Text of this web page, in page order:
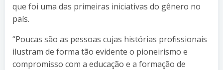
que foi uma das primeiras iniciativas do gênero no
país.
“Poucas são as pessoas cujas histórias profissionais
ilustram de forma tão evidente o pioneirismo e
compromisso com a educação e a formação de